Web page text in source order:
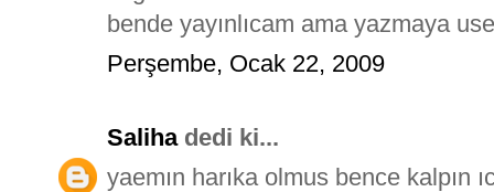
bende yayınlıcam ama yazmaya
Perşembe, Ocak 22, 2009
Salihadedi ki...
yaemın harıka olmus bence kalpın